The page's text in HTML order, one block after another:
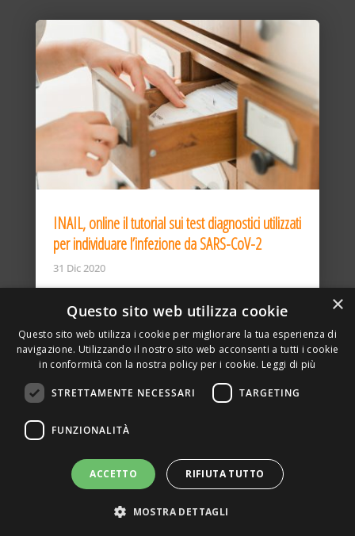
INAIL, online il tutorial sui test diagnostici utilizzati
per individuare l’infezione da SARS-CoV-2
31 Dic 2020
DELLA TORRE, 15 – 20127 – MILANO – P. IVA
SITO REALIZZATO DA GRAFICAEFOTO WEB AGENCY –
PARTNER SINTEL
×
Questo sito web utilizza cookie
Questo sito web utilizza i cookie per migliorare la tua esperienza di
navigazione. Utilizzando il nostro sito web acconsenti a tutti i cookie
in conformità con la nostra policy per i cookie. Leggi di più
STRETTAMENTE NECESSARI TARGETING
FUNZIONALITÀ
ACCETTO RIFIUTA TUTTO
MOSTRA DETTAGLI